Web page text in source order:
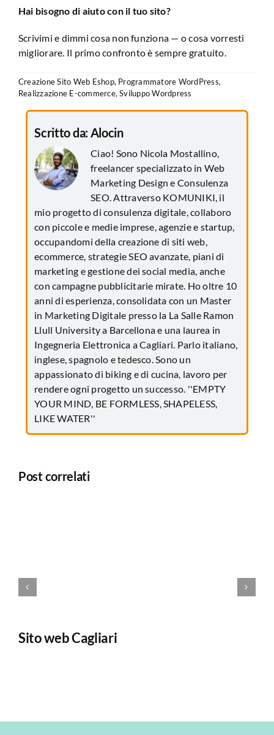
Hai bisogno di aiuto con il tuo sito?
Scrivimi e dimmi cosa non funziona — o cosa vorresti
migliorare. Il primo confronto è sempre gratuito.
Creazione Sito Web Eshop, Programmatore WordPress,
Realizzazione E-commerce,Sviluppo Wordpress
Scritto da:Alocin
Ciao! Sono Nicola Mostallino,
freelancer specializzato in Web
Marketing Design e Consulenza
SEO. Attraverso KOMUNIKI, il
mio progetto di consulenza digitale, collaboro
con piccole e medie imprese, agenzie e startup,
occupandomi della creazione di siti web,
ecommerce, strategie SEO avanzate, piani di
marketing e gestione dei social media, anche
con campagne pubblicitarie mirate. Ho oltre 10
anni di esperienza, consolidata con un Master
in Marketing Digitale presso la La Salle Ramon
Llull University a Barcellona e una laurea in
Ingegneria Elettronica a Cagliari. Parlo italiano,
inglese, spagnolo e tedesco. Sono un
appassionato di biking e di cucina, lavoro per
rendere ogni progetto un successo. ''EMPTY
YOUR MIND, BE FORMLESS, SHAPELESS,
LIKE WATER''
Post correlati
Sito web Cagliari